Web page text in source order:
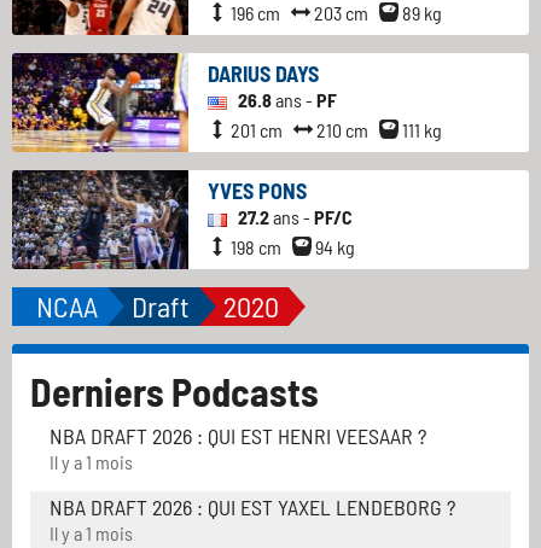
196 cm
203 cm 89 kg
DARIUS DAYS
26.8ans - PF
201 cm
210 cm 111 kg
YVES PONS
27.2ans - PF/C
198 cm
94 kg
NCAA Draft 2020
Derniers Podcasts
NBA DRAFT 2026 : QUI EST HENRI VEESAAR ?
Il y a 1 mois
NBA DRAFT 2026 : QUI EST YAXEL LENDEBORG ?
Il y a 1 mois